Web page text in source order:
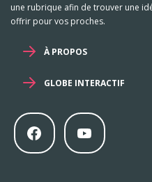
une rubrique afin de trouver une
offrir pour vos proches.
À PROPOS
GLOBE INTERACTIF